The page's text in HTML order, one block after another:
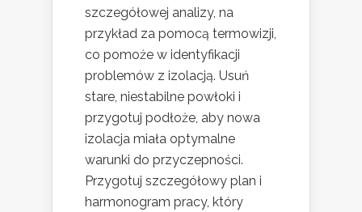
szczegółowej analizy, na
przykład za pomocą termowizji,
co pomoże w identyfikacji
problemów z izolacją. Usuń
stare, niestabilne powłoki i
przygotuj podłoże, aby nowa
izolacja miała optymalne
warunki do przyczepności.
Przygotuj szczegółowy plan i
harmonogram pracy, który